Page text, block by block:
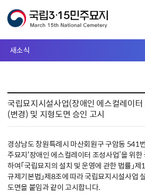
새소식
국립묘지시설사업(장애인 에스컬레이
(변경) 및 지형도면 승인 고시
경상남도 창원특례시 마산회원구 구암동 541
주묘지‘장애인 에스컬레이터 조성사업’을 위
하여「국립묘지의 설치 및 운영에 관한 법률」
규제기본법」제8조에 따라 국립묘지시설사업
도면을 붙임과 같이 고시합니다.